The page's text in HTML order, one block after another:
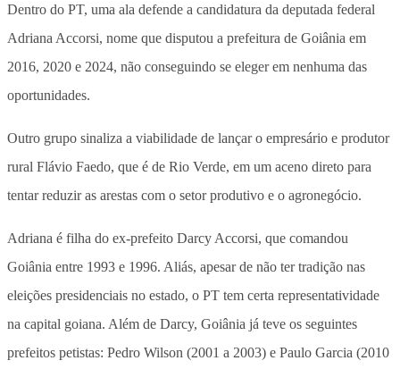
Dentro do PT, uma ala defende a candidatura da deputada federal
Adriana Accorsi, nome que disputou a prefeitura de Goiânia em
2016, 2020 e 2024, não conseguindo se eleger em nenhuma das
oportunidades.
Outro grupo sinaliza a viabilidade de lançar o empresário e produtor
rural Flávio Faedo, que é de Rio Verde, em um aceno direto para
tentar reduzir as arestas com o setor produtivo e o agronegócio.
Adriana é filha do ex-prefeito Darcy Accorsi, que comandou
Goiânia entre 1993 e 1996. Aliás, apesar de não ter tradição nas
eleições presidenciais no estado, o PT tem certa representatividade
na capital goiana. Além de Darcy, Goiânia já teve os seguintes
prefeitos petistas: Pedro Wilson (2001 a 2003) e Paulo Garcia (2010